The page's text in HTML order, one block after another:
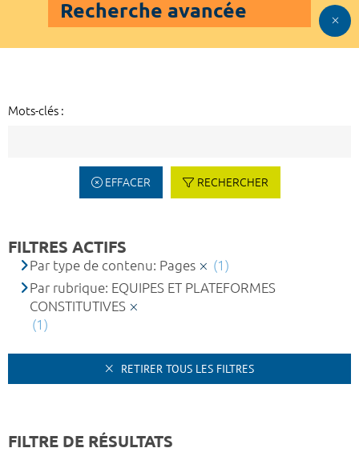
Recherche avancée
Mots-clés :
EFFACER RECHERCHER
FILTRES ACTIFS
Par type de contenu: Pages
(1)
Par rubrique: EQUIPES ET PLATEFORMES
CONSTITUTIVES
(1)
RETIRER TOUS LES FILTRES
FILTRE DE RÉSULTATS